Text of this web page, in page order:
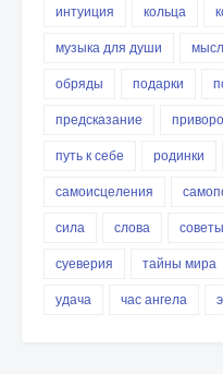
интуиция
кольца
музыка для души
обряды
подарки
предсказание
путь к себе
родинки
самоисцеления
сила
слова советы
суеверия
тайны мира
удача
час ангела